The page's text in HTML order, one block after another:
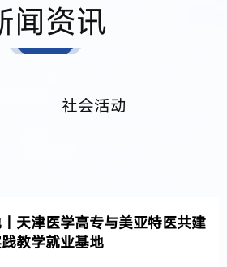
闻资讯
社会活动
天津医学高专与美亚特医共建
教学就业基地